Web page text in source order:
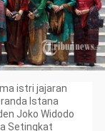
istri jajaran
Istana
Joko Widodo
Setingkat